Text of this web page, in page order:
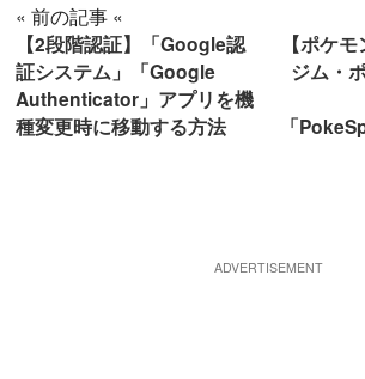
« 前の記事 «
【2段階認証】「Google認
証システム」「Google
Authenticator」アプリを機
種変更時に移動する方法
【ポケ
ジム・
「